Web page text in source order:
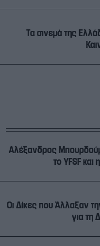
Τα σινεμά της
Αλέξανδρος
το YFSF
Οι Δίκες που Άλλαξαν
για τη